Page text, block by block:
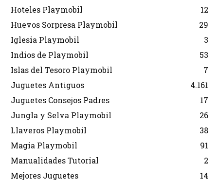
Hoteles Playmobil
12
Huevos Sorpresa Playmobil
29
Iglesia Playmobil
3
Indios de Playmobil
53
Islas del Tesoro Playmobil
7
Juguetes Antiguos
4.161
Juguetes Consejos Padres
17
Jungla y Selva Playmobil
26
Llaveros Playmobil
38
Magia Playmobil
91
Manualidades Tutorial
2
Mejores Juguetes
14